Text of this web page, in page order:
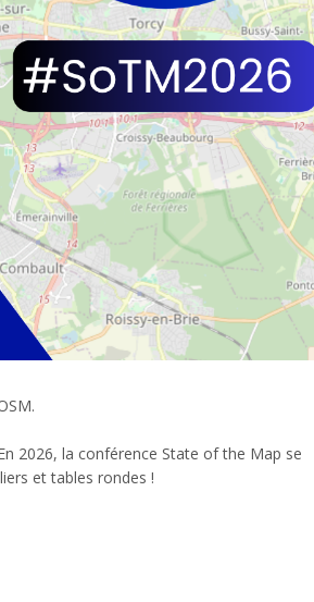
2026, la conférence State of the Map se
et tables rondes !